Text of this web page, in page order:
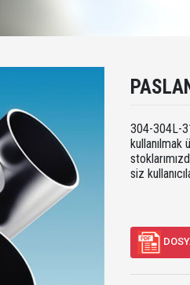
304-304L-
kullanılmak
siz